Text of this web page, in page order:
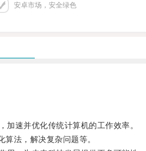
安卓市场，安全绿色
速并优化传统计算机的工作效率。
法，解决复杂问题等。